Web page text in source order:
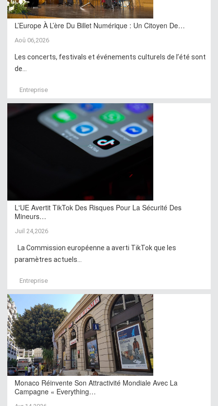
L’Europe À L’ère Du Billet Numérique : Un Citoyen De…
Aoû 06,2026
Les concerts, festivals et événements culturels de l’été sont
de...
Entreprise
L'UE Avertit TikTok Des Risques Pour La Sécurité Des
Mineurs…
Juil 24,2026
La Commission européenne a averti TikTok que les
paramètres actuels...
Entreprise
Monaco Réinvente Son Attractivité Mondiale Avec La
Campagne « Everything…